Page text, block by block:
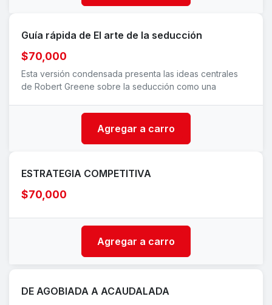
Guía rápida de El arte de la seducción
$70,000
Esta versión condensada presenta las ideas centrales
de Robert Greene sobre la seducción como una
Agregar a carro
ESTRATEGIA COMPETITIVA
$70,000
Agregar a carro
DE AGOBIADA A ACAUDALADA